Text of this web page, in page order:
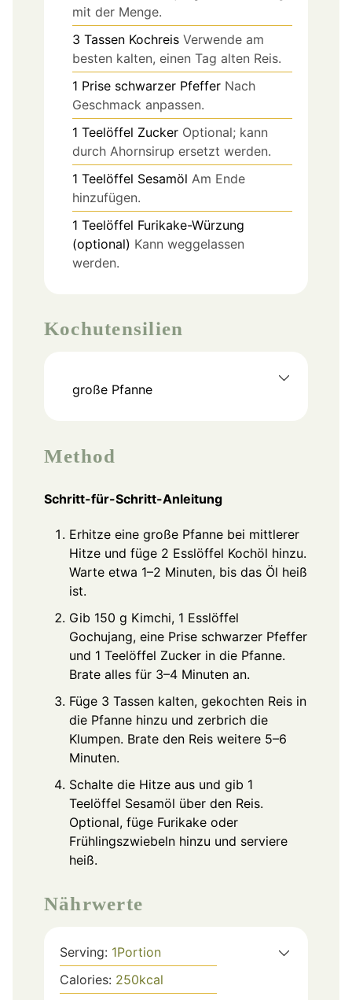
mit der Menge.
3 Tassen Kochreis Verwende am
besten kalten, einen Tag alten Reis.
1 Prise schwarzer Pfeffer Nach
Geschmack anpassen.
1 Teelöffel Zucker Optional; kann
durch Ahornsirup ersetzt werden.
1 Teelöffel Sesamöl Am Ende
hinzufügen.
1 Teelöffel Furikake-Würzung
(optional) Kann weggelassen
werden.
Kochutensilien
große Pfanne
Method
Schritt-für-Schritt-Anleitung
Erhitze eine große Pfanne bei mittlerer
Hitze und füge 2 Esslöffel Kochöl hinzu.
Warte etwa 1–2 Minuten, bis das Öl heiß
ist.
Gib 150 g Kimchi, 1 Esslöffel
Gochujang, eine Prise schwarzer Pfeffer
und 1 Teelöffel Zucker in die Pfanne.
Brate alles für 3–4 Minuten an.
Füge 3 Tassen kalten, gekochten Reis in
die Pfanne hinzu und zerbrich die
Klumpen. Brate den Reis weitere 5–6
Minuten.
Schalte die Hitze aus und gib 1
Teelöffel Sesamöl über den Reis.
Optional, füge Furikake oder
Frühlingszwiebeln hinzu und serviere
heiß.
Nährwerte
Serving: 1Portion
Calories: 250kcal